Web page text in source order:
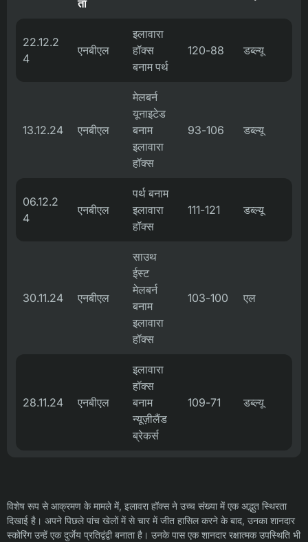
ता
22.12.2
4
एनबीएल
इलावारा
हॉक्स
बनाम पर्थ
120-88 डब्ल्यू
13.12.24 एनबीएल
मेलबर्न
यूनाइटेड
बनाम
इलावारा
हॉक्स
93-106 डब्ल्यू
06.12.2
4
एनबीएल
पर्थ बनाम
इलावारा
हॉक्स
111-121 डब्ल्यू
30.11.24 एनबीएल
साउथ
ईस्ट
मेलबर्न
बनाम
इलावारा
हॉक्स
103-100 एल
28.11.24 एनबीएल
इलावारा
हॉक्स
बनाम
न्यूज़ीलैंड
ब्रेकर्स
109-71 डब्ल्यू
विशेष रूप से आक्रमण के मामले में, इलावरा हॉक्स ने उच्च संख्या में एक अद्भुत स्थिरता
दिखाई है। अपने पिछले पांच खेलों में से चार में जीत हासिल करने के बाद, उनका शानदार
स्कोरिंग उन्हें एक दुर्जेय प्रतिद्वंद्वी बनाता है। उनके पास एक शानदार रक्षात्मक उपस्थिति भी